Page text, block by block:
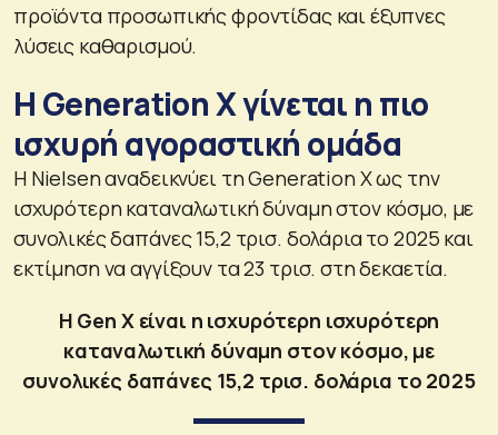
προϊόντα προσωπικής φροντίδας και έξυπνες
λύσεις καθαρισμού.
Η Generation X γίνεται η πιο
ισχυρή αγοραστική ομάδα
Η Nielsen αναδεικνύει τη Generation X ως την
ισχυρότερη καταναλωτική δύναμη στον κόσμο, με
συνολικές δαπάνες 15,2 τρισ. δολάρια το 2025 και
εκτίμηση να αγγίξουν τα 23 τρισ. στη δεκαετία.
Η Gen X είναι η ισχυρότερη ισχυρότερη
καταναλωτική δύναμη στον κόσμο, με
συνολικές δαπάνες 15,2 τρισ. δολάρια το 2025